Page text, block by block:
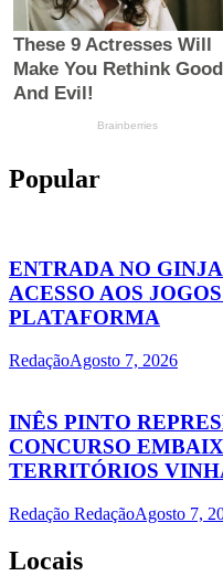
Popular
ENTRADA NO
ACESSO AOS
PLATAFORMA
RedaçãoAgosto 7, 2026
INÊS PINTO
CONCURSO
TERRITÓRIOS
Redação RedaçãoAgosto 7,
Locais